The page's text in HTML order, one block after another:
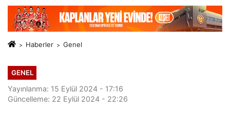
Haberler Genel
GENEL
Yayınlanma: 15 Eylül 2024 - 17:16
Güncelleme: 22 Eylül 2024 - 22:26